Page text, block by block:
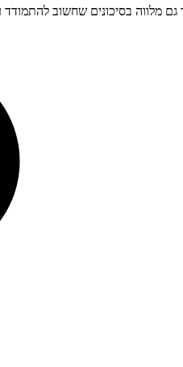
גם מלווה בסיכונים שחשוב